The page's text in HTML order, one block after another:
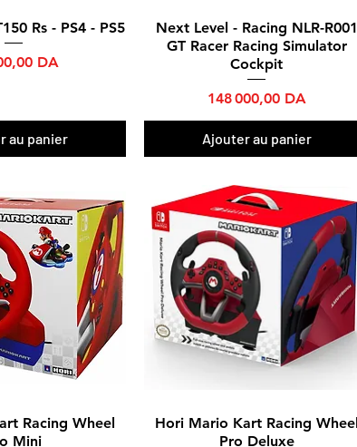
rapide
Rs - PS4 - PS5
DA
au panier
Aperçu rapide
Next Level - Racing NLR-R001
GT Racer Racing Simulator
Cockpit
Prix
148 000,00 DA
Ajouter au panier
rapide
Racing Wheel
Mini
Aperçu rapide
Hori Mario Kart Racing Wheel
Pro Deluxe